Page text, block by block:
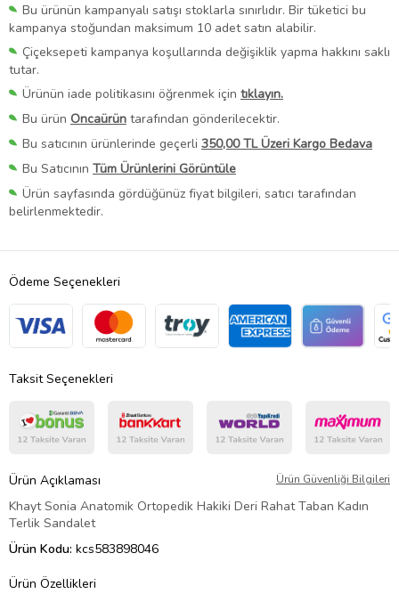
Bu ürünün kampanyalı satışı stoklarla sınırlıdır. Bir tüketici bu
kampanya stoğundan maksimum 10 adet satın alabilir.
Çiçeksepeti kampanya koşullarında değişiklik yapma hakkını saklı
tutar.
Ürünün iade politikasını öğrenmek için tıklayın.
Bu ürün Oncaürün tarafından gönderilecektir.
Bu satıcının ürünlerinde geçerli 350,00 TL Üzeri Kargo Bedava
Bu Satıcının Tüm Ürünlerini Görüntüle
Ürün sayfasında gördüğünüz fiyat bilgileri, satıcı tarafından
belirlenmektedir.
Ödeme Seçenekleri
Taksit Seçenekleri
Ürün Açıklaması Ürün Güvenliği Bilgileri
Khayt Sonia Anatomik Ortopedik Hakiki Deri Rahat Taban Kadın
Terlik Sandalet
Ürün Kodu: kcs583898046
Ürün Özellikleri